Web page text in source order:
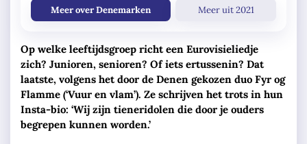
Meer over Denemarken Meer uit 2021
Op welke leeftijdsgroep richt een Eurovisieliedje
zich? Junioren, senioren? Of iets ertussenin? Dat
laatste, volgens het door de Denen gekozen duo Fyr og
Flamme (‘Vuur en vlam’). Ze schrijven het trots in hun
Insta-bio: ‘Wij zijn tieneridolen die door je ouders
begrepen kunnen worden.’